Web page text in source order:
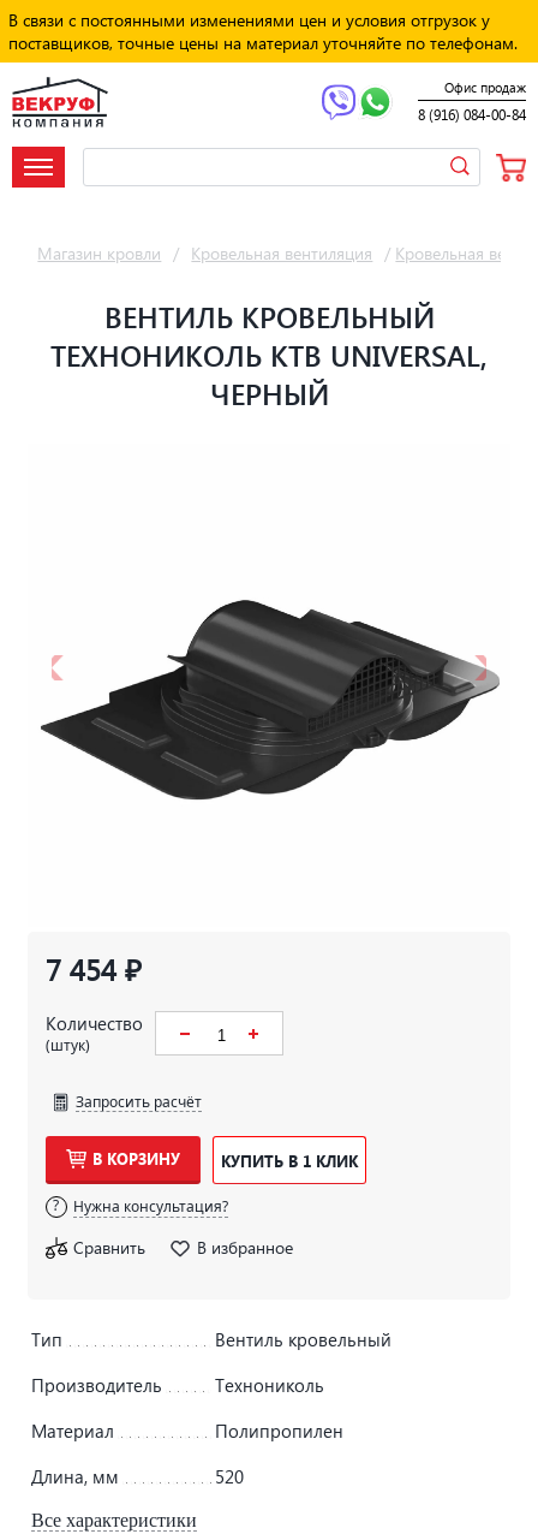
В связи с постоянными изменениями цен и условия отгрузок у
поставщиков, точные цены на материал уточняйте по телефонам.
Офис продаж
8 (916) 084-00-84
Магазин кровли / Кровельная вентиляция / Кровельная
ВЕНТИЛЬ КРОВЕЛЬНЫЙ
ТЕХНОНИКОЛЬ КТВ UNIVERSAL,
ЧЕРНЫЙ
7 454 ₽
Количество
(штук)
Запросить расчёт
В КОРЗИНУ КУПИТЬ В 1 КЛИК
Нужна консультация?
Сравнить В избранное
Тип
Вентиль кровельный
Производитель
Технониколь
Материал
Полипропилен
Длина, мм
520
Все характеристики